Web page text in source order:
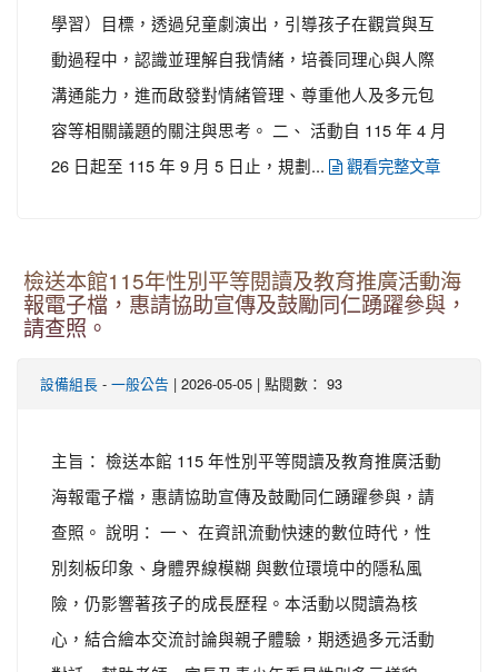
學習）目標，透過兒童劇演出，引導孩子在觀賞與互
動過程中，認識並理解自我情緒，培養同理心與人際
溝通能力，進而啟發對情緒管理、尊重他人及多元包
容等相關議題的關注與思考。 二、 活動自 115 年 4 月
26 日起至 115 年 9 月 5 日止，規劃...
觀看完整文章
檢送本館115年性別平等閱讀及教育推廣活動海
報電子檔，惠請協助宣傳及鼓勵同仁踴躍參與，
請查照。
設備組長 - 一般公告 | 2026-05-05 | 點閱數： 93
主旨： 檢送本館 115 年性別平等閱讀及教育推廣活動
海報電子檔，惠請協助宣傳及鼓勵同仁踴躍參與，請
查照。 說明： 一、 在資訊流動快速的數位時代，性
別刻板印象、身體界線模糊 與數位環境中的隱私風
險，仍影響著孩子的成長歷程。本活動以閱讀為核
心，結合繪本交流討論與親子體驗，期透過多元活動